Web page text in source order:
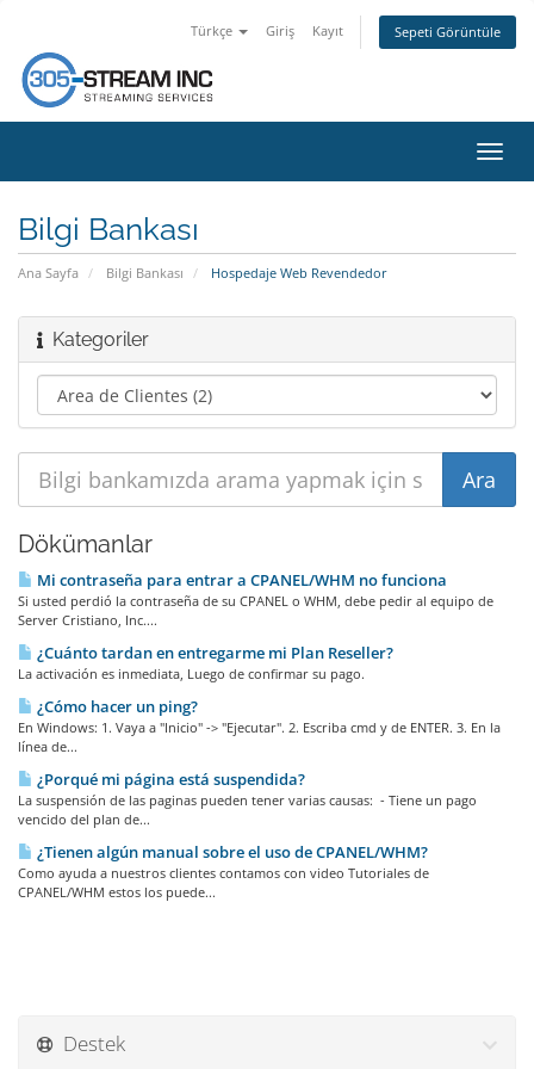
Türkçe Giriş Kayıt Sepeti Görüntüle
Bilgi Bankası
Ana Sayfa Bilgi Bankası Hospedaje Web Revendedor
Kategoriler
Dökümanlar
Mi contraseña para entrar a CPANEL/WHM no funciona
Si usted perdió la contraseña de su CPANEL o WHM, debe pedir al equipo de
Server Cristiano, Inc....
¿Cuánto tardan en entregarme mi Plan Reseller?
La activación es inmediata, Luego de confirmar su pago.
¿Cómo hacer un ping?
En Windows: 1. Vaya a "Inicio" -> "Ejecutar". 2. Escriba cmd y de ENTER. 3. En la
línea de...
¿Porqué mi página está suspendida?
La suspensión de las paginas pueden tener varias causas: - Tiene un pago
vencido del plan de...
¿Tienen algún manual sobre el uso de CPANEL/WHM?
Como ayuda a nuestros clientes contamos con video Tutoriales de
CPANEL/WHM estos los puede...
Destek